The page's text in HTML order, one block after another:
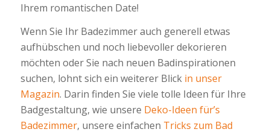
Ihrem romantischen Date!
Wenn Sie Ihr Badezimmer auch generell etwas
aufhübschen und noch liebevoller dekorieren
möchten oder Sie nach neuen Badinspirationen
suchen, lohnt sich ein weiterer Blick in unser
Magazin. Darin finden Sie viele tolle Ideen für Ihre
Badgestaltung, wie unsere Deko-Ideen für’s
Badezimmer, unsere einfachen Tricks zum Bad